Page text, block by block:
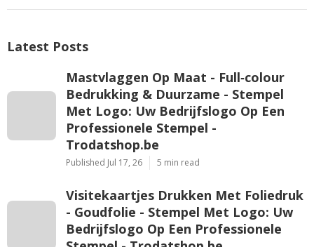
Latest Posts
Mastvlaggen Op Maat - Full‑colour
Bedrukking & Duurzame - Stempel
Met Logo: Uw Bedrijfslogo Op Een
Professionele Stempel -
Trodatshop.be
Published Jul 17, 26 5 min read
Visitekaartjes Drukken Met Foliedruk
- Goudfolie - Stempel Met Logo: Uw
Bedrijfslogo Op Een Professionele